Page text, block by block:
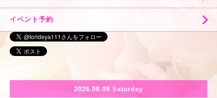
イベント予約
2026.08.08 Saturday